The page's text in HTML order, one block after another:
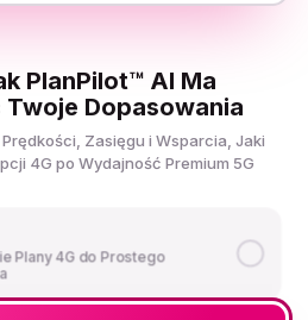
PlanPilot™ AI Ma
Dopasowania
Zasięgu i Wsparcia, Jaki
4G po Wydajność Premium 5G
Plany 4G do Prostego